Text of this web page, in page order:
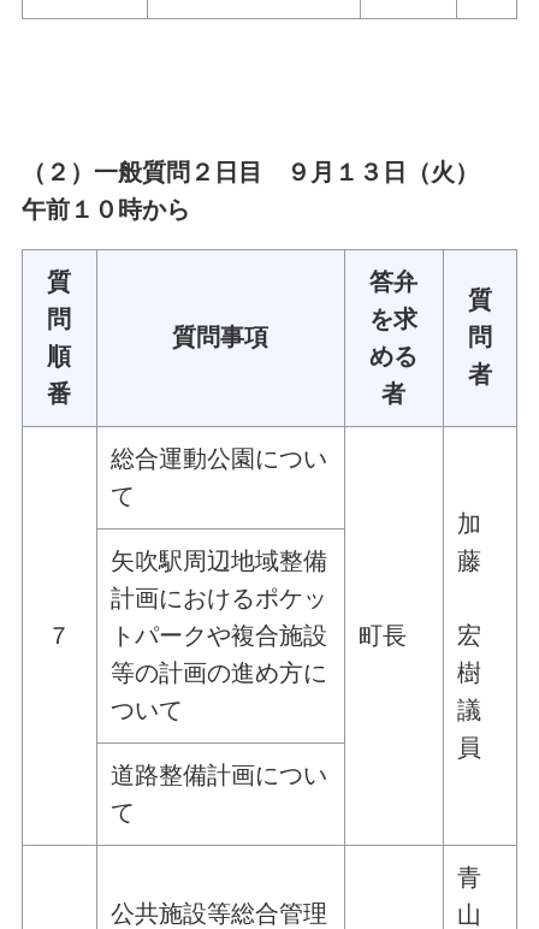
（２）一般質問２日目 ９月１３日（火）
午前１０時から
質
問
順
番
質問事項
答弁
を求
める
者
質
問
者
７
総合運動公園につい
て
町長
加
藤
宏
樹
議
員
矢吹駅周辺地域整備
計画におけるポケッ
トパークや複合施設
等の計画の進め方に
ついて
道路整備計画につい
て
公共施設等総合管理
青
山